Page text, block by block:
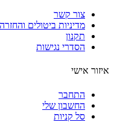
צור קשר
מדיניות ביטולים והחזרה
תקנון
הסדרי נגישות
אישי
התחבר
החשבון שלי
סל קניות